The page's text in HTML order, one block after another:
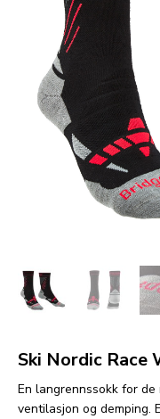
Ski Nordic Race
En langrennssokk for
ventilasjon og demping.